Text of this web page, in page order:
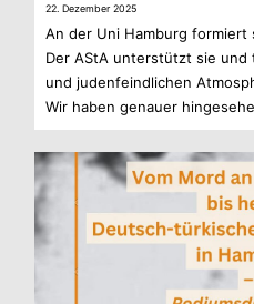
22. Dezem­ber 2025
An der Uni Ham­burg for­miert
Der AStA unter­stützt sie
und juden­feind­li­chen
Wir haben genauer